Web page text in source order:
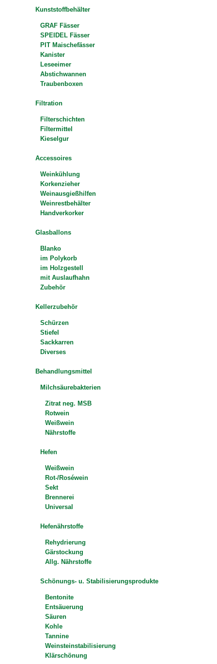
Kunststoffbehälter
GRAF Fässer
SPEIDEL Fässer
PIT Maischefässer
Kanister
Leseeimer
Abstichwannen
Traubenboxen
Filtration
Filterschichten
Filtermittel
Kieselgur
Accessoires
Weinkühlung
Korkenzieher
Weinausgießhilfen
Weinrestbehälter
Handverkorker
Glasballons
Blanko
im Polykorb
im Holzgestell
mit Auslaufhahn
Zubehör
Kellerzubehör
Schürzen
Stiefel
Sackkarren
Diverses
Behandlungsmittel
Milchsäurebakterien
Zitrat neg. MSB
Rotwein
Weißwein
Nährstoffe
Hefen
Weißwein
Rot-/Roséwein
Sekt
Brennerei
Universal
Hefenährstoffe
Rehydrierung
Gärstockung
Allg. Nährstoffe
Schönungs- u. Stabilisierungsprodukte
Bentonite
Entsäuerung
Säuren
Kohle
Tannine
Weinsteinstabilisierung
Klärschönung